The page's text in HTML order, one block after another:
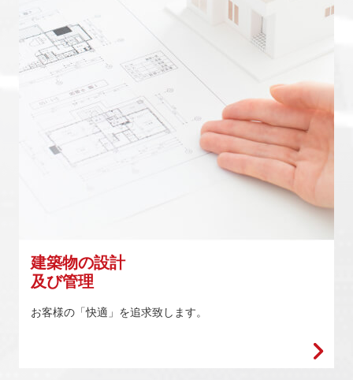
建築物の設計
及び管理
お客様の「快適」を追求致します。